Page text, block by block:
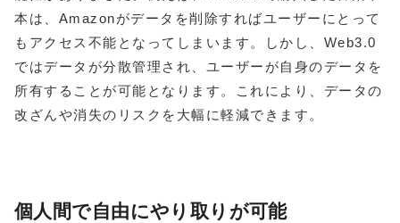
本は、Amazonがデータを削除すればユーザーにとって
もアクセス不能となってしまいます。
しかし、Web3.0
ではデータが分散管理され、ユーザーが自身のデータを
所有することが可能となります。これにより、データの
改ざんや消失のリスクを大幅に軽減できます。
個人間で自由にやり取りが可能